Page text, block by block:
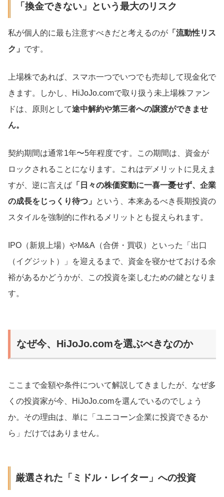
「換金できない」という最大のリスク
私が個人的に最も注意すべきだと考えるのが 「流動性リス
ク」 です。
上場株であれば、スマホ一つでいつでも売却して現金化で
きます。しかし、HiJoJo.comで取り扱う未上場株ファン
ドは、原則として途中解約や第三者への譲渡ができませ
ん。
契約期間は通常1年〜5年程度です。この期間は、資金が
ロックされることになります。これはデメリットに見えま
すが、逆に言えば 「日々の株価変動に一喜一憂せず、企業
の成長をじっくり待つ」
という、本来あるべき長期投資の
スタイルを強制的に作れるメリットとも捉えられます。
IPO（新規上場）やM&A（合併・買収）といった「出口
（イグジット）」を迎えるまで、資金を寝かせておける余
裕があるかどうかが、この投資を楽しむための鍵となりま
す。
なぜ今、HiJoJo.comを選ぶべきなのか
ここまで金額や条件について解説してきましたが、なぜ多
くの投資家が今、HiJoJo.comを選んでいるのでしょう
か。その理由は、単に「ユニコーン企業に投資できるか
ら」だけではありません。
厳選された「ミドル・レイター」への投資